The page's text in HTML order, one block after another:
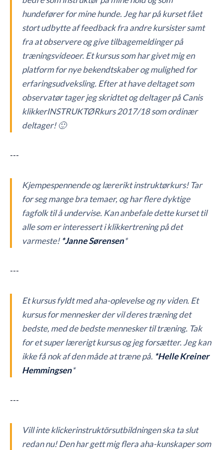
hundefører for mine hunde. Jeg har på kurset fået
stort udbytte af feedback fra andre kursister samt
fra at observere og give tilbagemeldinger på
træningsvideoer. Et kursus som har givet mig en
platform for nye bekendtskaber og mulighed for
erfaringsudveksling. Efter at have deltaget som
observatør tager jeg skridtet og deltager på Canis
klikkerINSTRUKTØRkurs 2017/18 som ordinær
deltager! 🙂
---
Kjempespennende og lærerikt instruktørkurs! Tar
for seg mange bra temaer, og har flere dyktige
fagfolk til å undervise. Kan anbefale dette kurset til
alle som er interessert i klikkertrening på det
varmeste! *Janne Sørensen*
---
Et kursus fyldt med aha-oplevelse og ny viden. Et
kursus for mennesker der vil deres træning det
bedste, med de bedste mennesker til træning. Tak
for et super lærerigt kursus og jeg forsætter. Jeg kan
ikke få nok af den måde at træne på. *Helle Kreiner
Hemmingsen*
---
Vill inte klickerinstruktörsutbildningen ska ta slut
redan nu! Den har gett mig flera aha-kunskaper som